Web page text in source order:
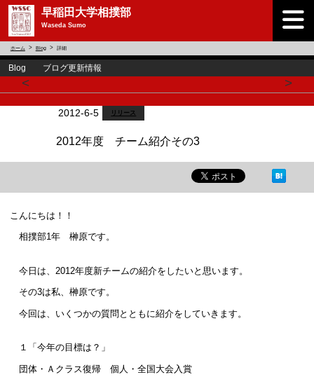
早稲田大学相撲部
Waseda Sumo
ホーム Blog 詳細
Blog ブログ更新情報
< >
2012-6-5 リリース
2012年度 チーム紹介その3
こんにちは！！
相撲部1年 榊原です。
今日は、2012年度新チームの紹介をしたいと思います。
その3は私、榊原です。
今回は、いくつかの質問とともに紹介をしていきます。
１「今年の目標は？」
団体・Ａクラス復帰 個人・全国大会入賞